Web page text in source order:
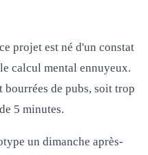
projet est né d'un constat
calcul mental ennuyeux.
de pubs, soit trop
5 minutes.
un dimanche après-